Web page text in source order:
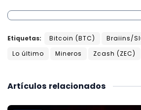
Etiquetas: Bitcoin (BTC)
Braiins/
Lo último
Mineros Zcash (ZEC)
relacionados
Artículos